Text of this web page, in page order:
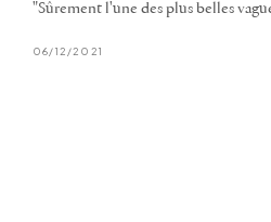
"Sûrement l'une des plus belles
06/12/2021